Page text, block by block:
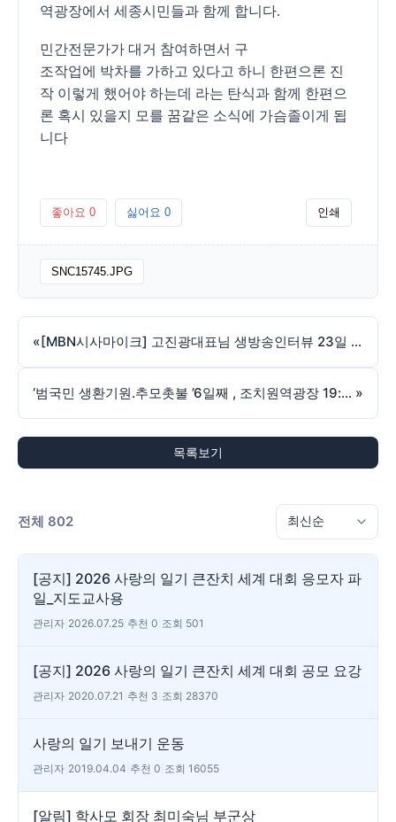
역광장에서 세종시민들과 함께 합니다.
민간전문가가 대거 참여하면서 구
조작업에 박차를 가하고 있다고 하니 한편으론 진
작 이렇게 했어야 하는데 라는 탄식과 함께 한편으
론 혹시 있을지 모를 꿈같은 소식에 가슴졸이게 됩
니다
좋아요 0 싫어요 0 인쇄
SNC15745.JPG
« [MBN시사마이크] 고진광대표님 생방송인터뷰 23일 오후4시~
‘범국민 생환기원.추모촛불 ’6일째 , 조치원역광장 19:00시~ »
목록보기
전체 802
[공지] 2026 사랑의 일기 큰잔치 세계 대회 응모자 파
일_지도교사용
관리자 2026.07.25 추천 0 조회 501
[공지] 2026 사랑의 일기 큰잔치 세계 대회 공모 요강
관리자 2020.07.21 추천 3 조회 28370
사랑의 일기 보내기 운동
관리자 2019.04.04 추천 0 조회 16055
[알림] 학사모 회장 최미숙님 부군상